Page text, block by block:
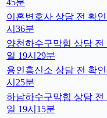
45분
이혼변호사 상담 전 확
시36분
양천하수구막힘 상담 전
일 19시29분
용인흥신소 상담 전 확
시25분
하남하수구막힘 상담 전
일 19시15분